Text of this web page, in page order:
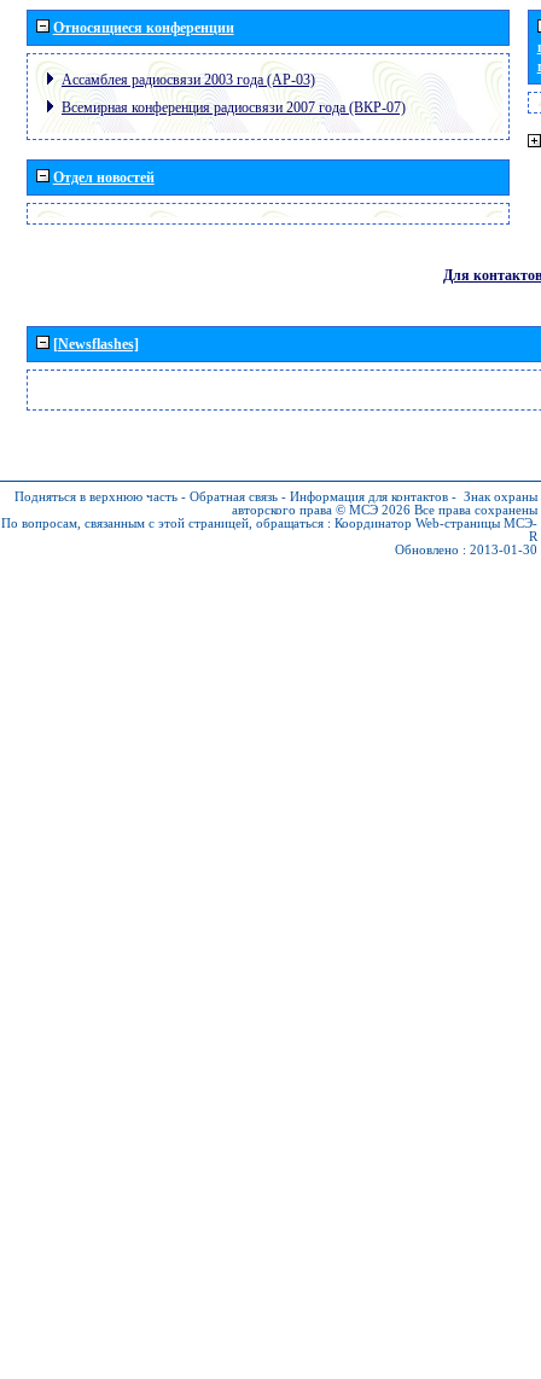
Относящиеся конференции
Ассамблея радиосвязи 2003 года (АР-03)
Всемирная конференция радиосвязи 2007 года (ВКР-07)
Отдел новостей
Для контактов
[Newsflashes]
Подняться в верхнюю часть - Обратная связь - Информация для контактов - Знак охраны
авторского права © МСЭ 2026 Все права сохранены
По вопросам, связанным с этой страницей, обращаться : Координатор Web-страницы МСЭ-
R
Обновлено : 2013-01-30